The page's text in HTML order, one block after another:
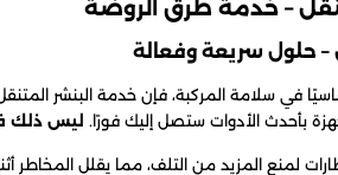
– خدمة طرق الروضة
في سلامة المركبة، فإن خدمة البنشر
بأحدث الأدوات ستصل إليك فورًا. ليس ذلك
لمنع المزيد من التلف، مما يقلل المخاطر